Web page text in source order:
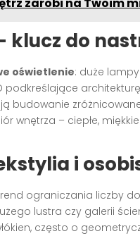
zarobi na Twoim
klucz do
oświetlenie: duże
podkreślające
budowanie
wnętrza – ciepłe,
i
ograniczania liczby
lustra czy galerii
często o